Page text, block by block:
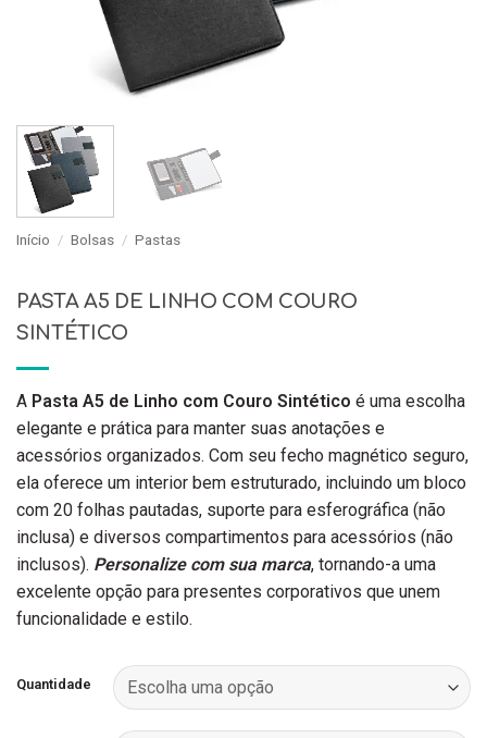
Início / Bolsas / Pastas
PASTA A5 DE LINHO COM COURO
SINTÉTICO
A Pasta A5 de Linho com Couro Sintético é uma escolha
elegante e prática para manter suas anotações e
acessórios organizados. Com seu fecho magnético seguro,
ela oferece um interior bem estruturado, incluindo um bloco
com 20 folhas pautadas, suporte para esferográfica (não
inclusa) e diversos compartimentos para acessórios (não
inclusos). Personalize com sua marca, tornando-a uma
excelente opção para presentes corporativos que unem
funcionalidade e estilo.
Quantidade